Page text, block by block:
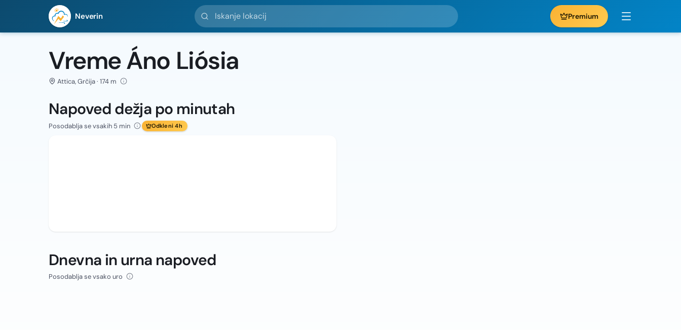
Neverin
Iskanje lokacij
Premium
Vreme Áno Liósia
Attica, Grčija · 174 m
Napoved dežja po minutah
Posodablja se vsakih 5 min Odkleni 4h
Dnevna in urna napoved
Posodablja se vsako uro